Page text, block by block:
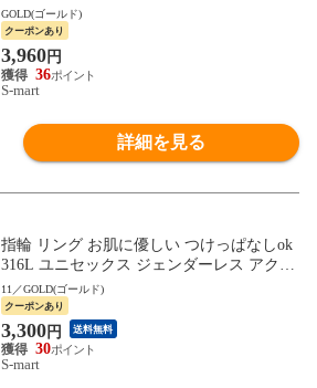
サリー 錆に強い 変色しにくい ネイナー N
nER-0021
GOLD(ゴールド)
クーポンあり
3,960円
36
S-mart
詳細を見る
指輪 リング お肌に優しい つけっぱなしok
316L ユニセックス ジェンダーレス アクセ
サリー 錆びに強い Nei/nor ネイナー NnRI-0
080
11／GOLD(ゴールド)
クーポンあり
3,300円 送料無料
30
S-mart